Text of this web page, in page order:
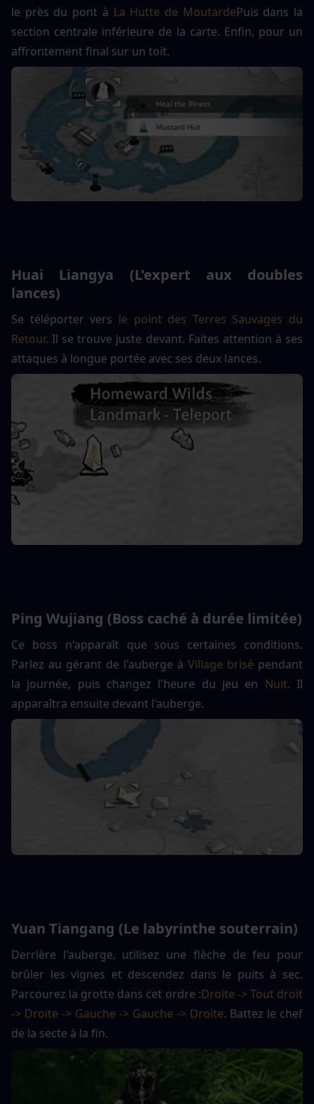
le près du pont à La Hutte de MoutardePuis dans la
section centrale inférieure de la carte. Enfin, pour un
affrontement final sur un toit.
Huai Liangya (L'expert aux doubles
lances)
Se téléporter vers le point des Terres Sauvages du
Retour. Il se trouve juste devant. Faites attention à ses
attaques à longue portée avec ses deux lances.
Ping Wujiang (Boss caché à durée limitée)
Ce boss n'apparaît que sous certaines conditions.
Parlez au gérant de l'auberge à Village brisé pendant
la journée, puis changez l'heure du jeu en Nuit. Il
apparaîtra ensuite devant l'auberge.
Yuan Tiangang (Le labyrinthe souterrain)
Derrière l'auberge, utilisez une flèche de feu pour
brûler les vignes et descendez dans le puits à sec.
Parcourez la grotte dans cet ordre :Droite -> Tout droit
-> Droite -> Gauche -> Gauche -> Droite. Battez le chef
de la secte à la fin.